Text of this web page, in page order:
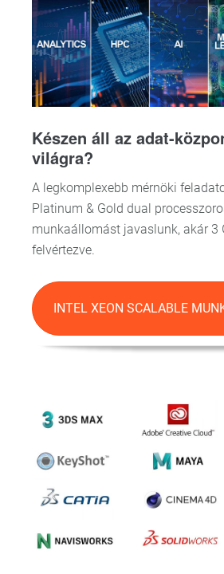
Készen áll az adat-
világra?
A legkomplexebb mérnöki
Platinum & Gold dual
munkaállomást javaslunk, akár 3
felvértezve.
INTEL XEON SCALABLE